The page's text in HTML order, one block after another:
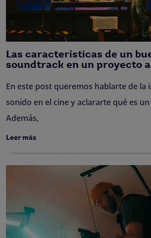
Las características de un
soundtrack en un proyecto
En este post queremos hablarte de la
sonido en el cine y aclararte qué es
Además,
Leer más